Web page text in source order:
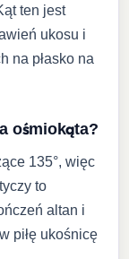
ten jest
ukosu i
na płasko na
ośmiokąta?
135°, więc
to
altan i
piłę ukośnicę